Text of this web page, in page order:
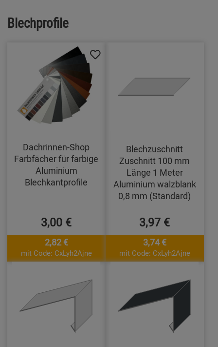
Blechprofile
Dachrinnen-Shop
Farbfächer für farbige
Aluminium
Blechkantprofile
3,00 €
2,82 €
mit Code: CxLyh2Ajne
Blechzuschnitt
Zuschnitt 100 mm
Länge 1 Meter
Aluminium walzblank
0,8 mm (Standard)
3,97 €
3,74 €
mit Code: CxLyh2Ajne